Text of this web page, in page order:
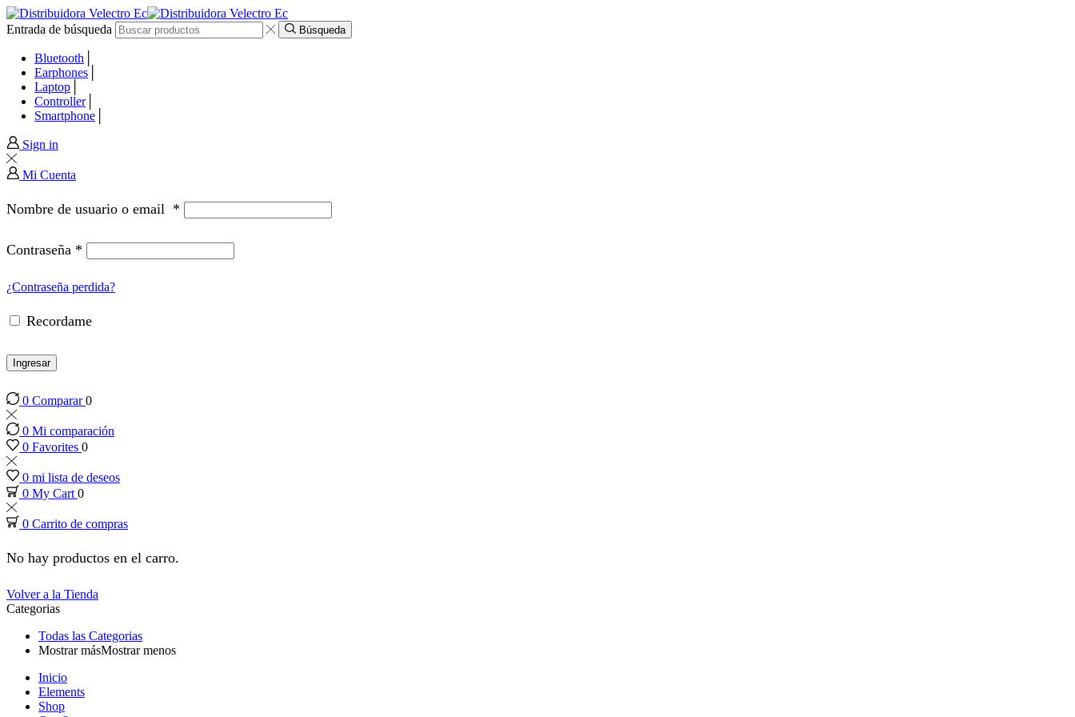
Entrada de búsqueda Búsqueda
Bluetooth
Earphones
Laptop
Controller
Smartphone
Sign in
Mi Cuenta
Nombre de usuario o email *
Contraseña *
¿Contraseña perdida?
Recordame
Ingresar
0 Comparar0
0 Mi comparación
0 Favorites 0
0 mi lista de deseos
0 My Cart 0
0 Carrito de compras
No hay productos en el carro.
Volver a la Tienda
Categorias
Todas las Categorias
Mostrar másMostrar menos
Inicio
Elements
Shop